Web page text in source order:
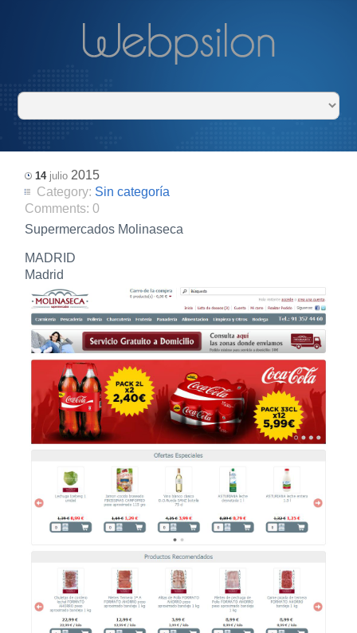
14 julio 2015
Category: Sin categoría
Comments:0
Supermercados Molinaseca
MADRID
Madrid